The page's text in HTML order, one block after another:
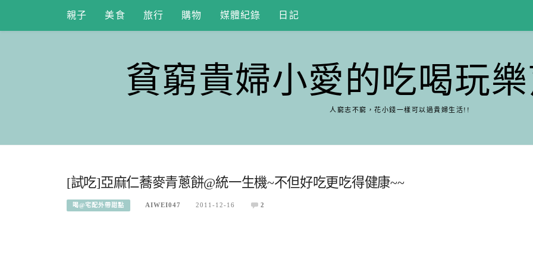
content
親子 美食 旅行 購物 媒體紀錄 日記
貧窮貴婦小愛的吃喝玩
人窮志不窮，花小錢一樣可以過貴婦生活!!
[試吃]亞麻仁蕎麥青蔥餅@統一生機~不但好吃更吃得健康~~
喝@宅配外帶甜點 AIWEI047 2011-12-16 2